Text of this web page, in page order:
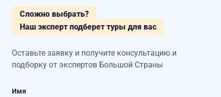
Сложно выбрать?
Наш эксперт подберет туры для вас
Оставьте заявку и получите консультацию и
подборку от экспертов Большой Страны
Имя